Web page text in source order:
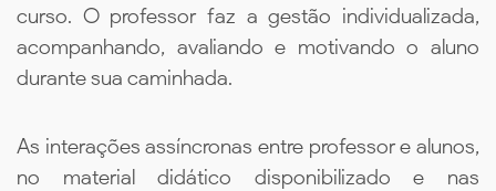
curso. O professor faz a gestão individualizada,
acompanhando, avaliando e motivando o aluno
durante sua caminhada.
As interações assíncronas entre professor e alunos,
no material didático disponibilizado e nas